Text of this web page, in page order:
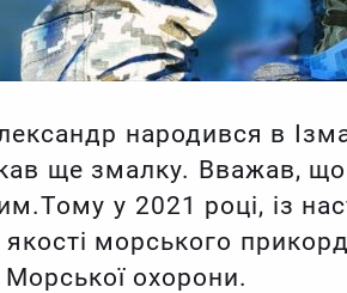
народився в
ще змалку. Вважав,
у 2021 році, із
морського
охорони.